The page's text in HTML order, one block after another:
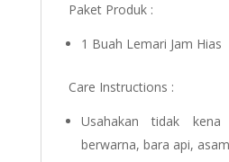
Paket Produk :
1 Buah Lemari Jam Hias
Care Instructions :
Usahakan tidak
berwarna, bara api,